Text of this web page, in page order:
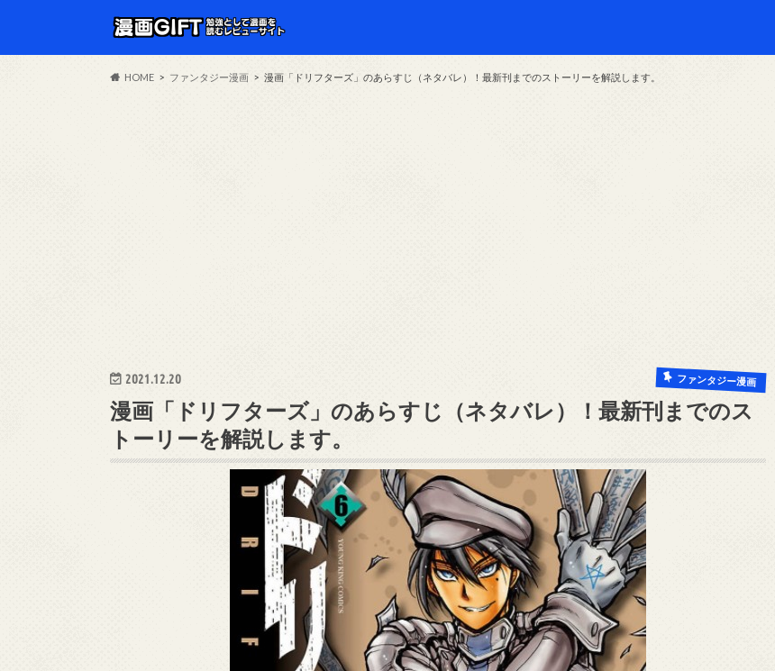
HOME ファンタジー漫画 漫画「ドリフターズ」のあらすじ（ネタバレ）！最新刊までのストーリーを解説します。
2021.12.20 ファンタジー漫画
漫画「ドリフターズ」のあらすじ（ネタバレ）！最新刊までのス
トーリーを解説します。